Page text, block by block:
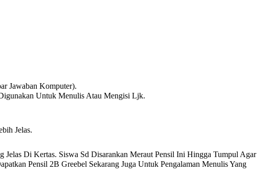
Jawaban Komputer).
Untuk Menulis Atau Mengisi Ljk.
Jelas.
Di Kertas. Siswa Sd Disarankan Meraut Pensil Ini Hingga Tumpul Agar
Pensil 2B Greebel Sekarang Juga Untuk Pengalaman Menulis Yang